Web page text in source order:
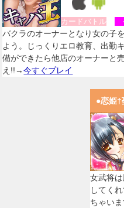
カードバトル
バクラのオーナーとなり女の子
よう。じっくりエロ教育、出勤
備ができたら他店のオーナーと
え!!→今すぐプレイ
●恋姫†
女武将
してく
ちゃい